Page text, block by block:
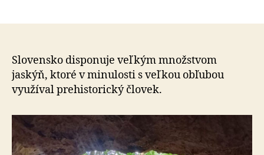
Slovensko disponuje veľkým množstvom
jaskýň, ktoré v minulosti s veľkou obľubou
využíval prehistorický človek.